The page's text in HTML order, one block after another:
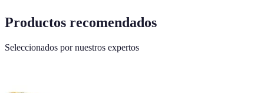
Productos recomendados
Seleccionados por nuestros expertos